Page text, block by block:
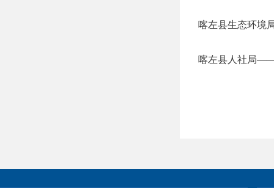
喀左县生态环境
喀左县人社局